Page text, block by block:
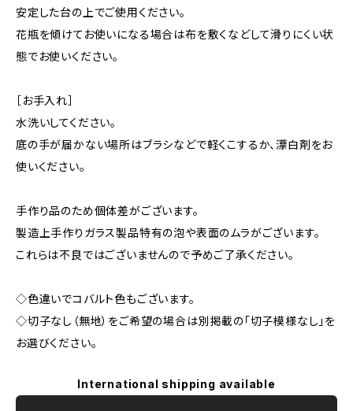
安定した台の上でご使用ください。
花瓶を傾けてお使いになる場合は布を敷くなどして滑りにくい状
態でお使いください。
［お手入れ］
水洗いしてください。
底の手が届かない場所はブラシなどで軽くこするか、漂白剤をお
使いください。
手作り品のため個体差がございます。
製造上手作りガラス製品特有の泡や表面のムラがございます。
これらは不良ではございませんので予めご了承ください。
◇色違いでコバルト色もございます。
◇切子なし（無地）をご希望の場合は別掲載の「切子模様なし」を
お選びください。
International shipping available